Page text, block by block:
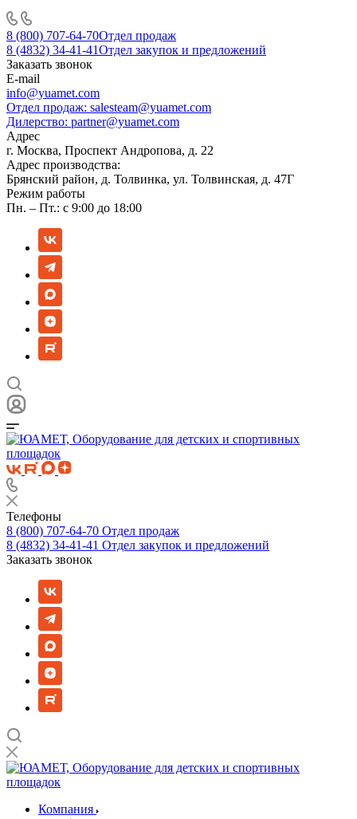
8 (800) 707-64-70Отдел продаж
8 (4832) 34-41-41Отдел закупок и предложений
Заказать звонок
E-mail
info@yuamet.com
Отдел продаж: salesteam@yuamet.com
Дилерство: partner@yuamet.com
Адрес
г. Москва, Проспект Андропова, д. 22
Адрес производства:
Брянский район, д. Толвинка, ул. Толвинская, д. 47Г
Режим работы
Пн. – Пт.: с 9:00 до 18:00
Телефоны
8 (800) 707-64-70 Отдел продаж
8 (4832) 34-41-41 Отдел закупок и предложений
Заказать звонок
Компания